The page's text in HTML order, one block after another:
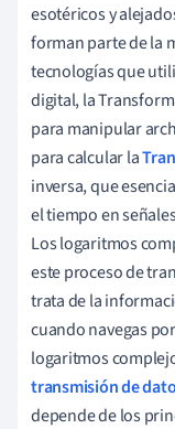
esotéricos y
forman parte de la
tecnologías que
digital, la
para manipular
para calcular la
inversa, que
el tiempo en
Los logaritmos
este proceso de
trata de la
cuando navegas
logaritmos
transmisión de
depende de los